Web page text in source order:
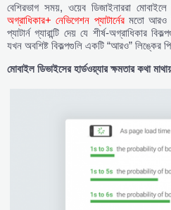
বেশিরভাগ সময়, ওয়েব ডিজাইনাররা
অগ্রাধিকার+ নেভিগেশন প্যাটার্নেরমতো আরও
প্যাটার্ন গ্যারান্টি দেয় যে শীর্ষ-অগ্রাধিকার
যখন অবশিষ্ট বিকল্পগুলি একটি “আরও” লিঙ্কের
মোবাইলডিভাইসেরহার্ডওয়্যারক্ষমতারকথা